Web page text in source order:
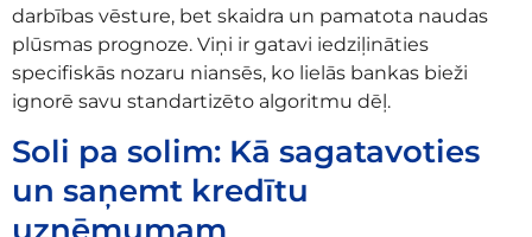
darbības vēsture, bet skaidra un pamatota naudas
plūsmas prognoze. Viņi ir gatavi iedziļināties
specifiskās nozaru niansēs, ko lielās bankas bieži
ignorē savu standartizēto algoritmu dēļ.
Soli pa solim: Kā sagatavoties
un saņemt kredītu